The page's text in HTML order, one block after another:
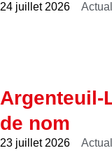
24 juillet 2026
Argenteuil-
de nom
23 juillet 2026